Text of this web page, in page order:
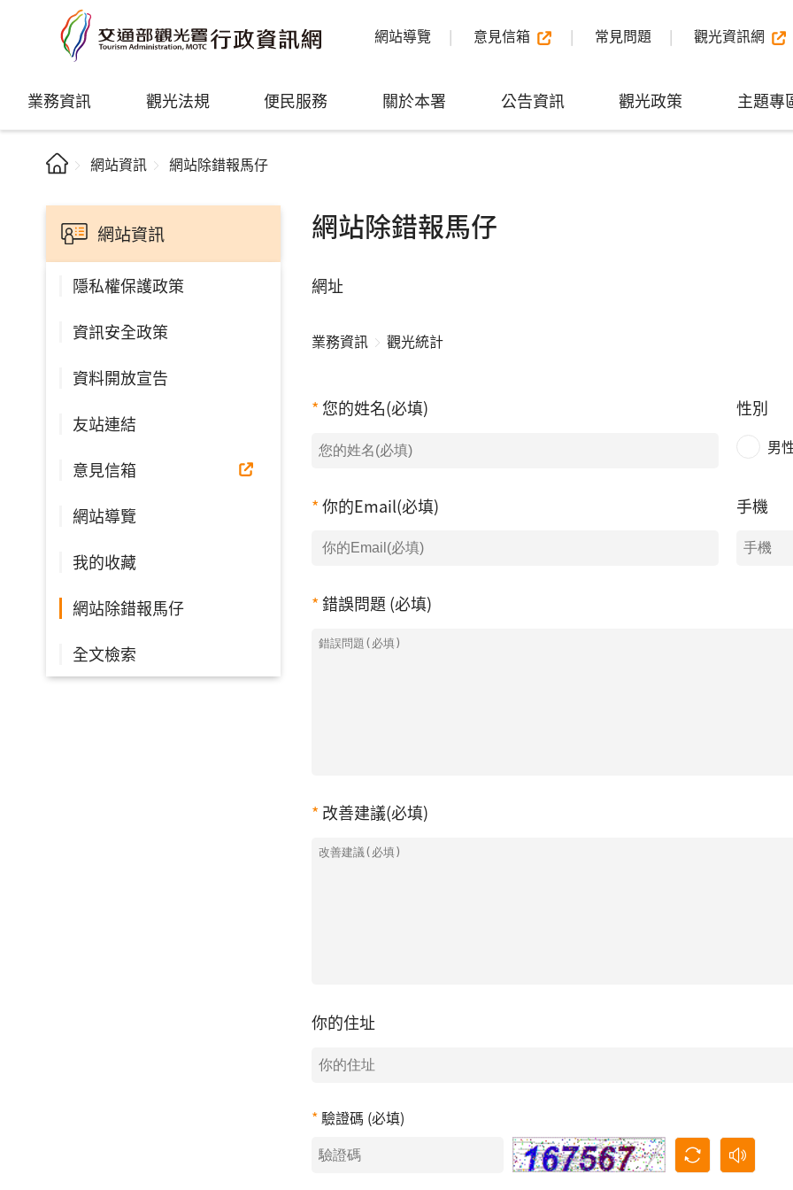
網站導覽 意見信箱 常見問題 觀光資訊網
業務資訊 觀光法規 便民服務 關於本署 公告資訊 觀光政策 主題專
網站資訊 網站除錯報馬仔
網站資訊
隱私權保護政策
資訊安全政策
資料開放宣告
友站連結
意見信箱
網站導覽
我的收藏
網站除錯報馬仔
全文檢索
網站除錯報馬仔
網址
業務資訊 觀光統計
您的姓名(必填) 性別
男
你的Email(必填) 手機
錯誤問題 (必填)
改善建議(必填)
你的住址
驗證碼 (必填)